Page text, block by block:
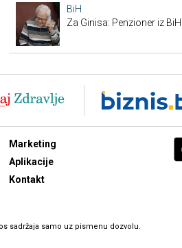
BiH
Za Ginisa: Penzioner iz
Marketing
Aplikacije
Kontakt
sadržaja samo uz pismenu dozvolu.